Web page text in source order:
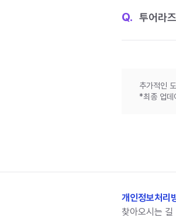
Q. 투어라
추가적인
*최종 업
개인정보처리
찾아오시는 길